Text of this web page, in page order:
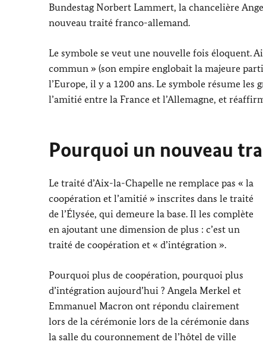
Bundestag Norbert Lammert, la chancelière
nouveau traité franco-allemand.
Le symbole se veut une nouvelle fois éloquent.
commun » (son empire englobait la majeure
l’Europe, il y a 1200 ans. Le symbole résume
l’amitié entre la France et l’Allemagne, et
Pourquoi un nouveau
Le traité d’Aix-la-Chapelle ne remplace pas « la
coopération et l’amitié » inscrites dans le traité
de l’Élysée, qui demeure la base. Il les complète
en ajoutant une dimension de plus : c’est un
traité de coopération et « d’intégration ».
Pourquoi plus de coopération, pourquoi plus
d’intégration aujourd’hui ? Angela Merkel et
Emmanuel Macron ont répondu clairement
lors de la cérémonie lors de la cérémonie dans
la salle du couronnement de l’hôtel de ville